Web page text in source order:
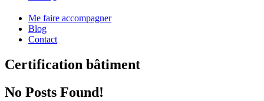
Me faire accompagner
Blog
Contact
Certification bâtiment
No Posts Found!